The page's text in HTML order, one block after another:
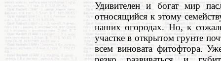
Удивителен и богат мир
относящийся к этому
наших огородах. Но, к
участке в открытом грунте
всем виновата фитофтора.